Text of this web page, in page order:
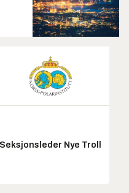
Seksjonsleder Nye Troll